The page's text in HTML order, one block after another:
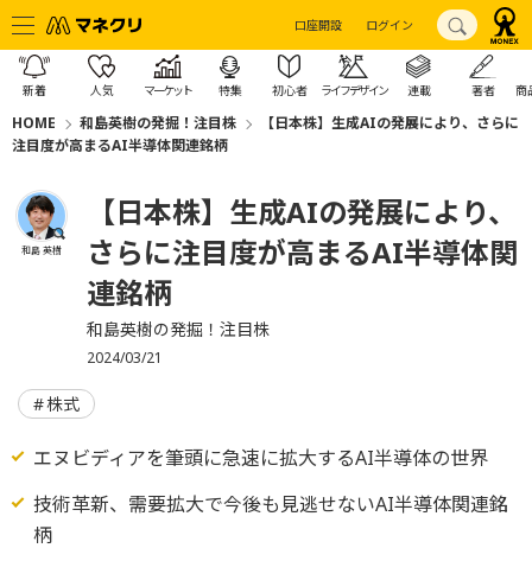
口座開設 ログイン
新着 人気 マーケット 特集 初心者 ライフデザイン 連載 著者 商
HOME 和島英樹の発掘！注目株
【日本株】生成AIの発展により、さらに
注目度が高まるAI半導体関連銘柄
和島 英樹
【日本株】生成AIの発展により、
さらに注目度が高まるAI半導体関
連銘柄
和島英樹の発掘！注目株
2024/03/21
株式
エヌビディアを筆頭に急速に拡大するAI半導体の世界
技術革新、需要拡大で今後も見逃せないAI半導体関連銘
柄